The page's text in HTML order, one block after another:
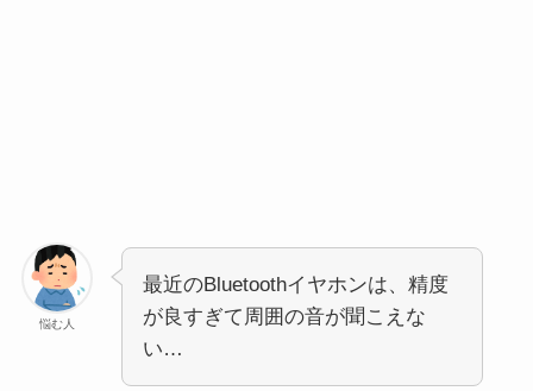
悩む人
最近のBluetoothイヤホンは、精度
が良すぎて周囲の音が聞こえな
い…